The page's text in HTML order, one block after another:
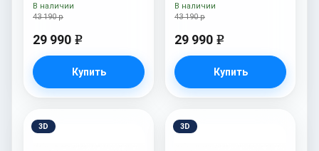
43 190 р
29 990 e
Купить
В наличии
43 190 р
29 990 e
Купить
В наличии
3D 3D